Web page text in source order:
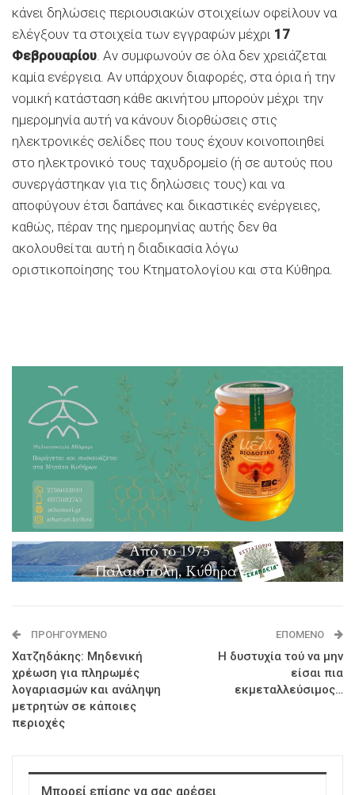
κάνει δηλώσεις περιουσιακών στοιχείων οφείλουν να
ελέγξουν τα στοιχεία των εγγραφών μέχρι 17
Φεβρουαρίου . Αν συμφωνούν σε όλα δεν χρειάζεται
καμία ενέργεια. Αν υπάρχουν διαφορές, στα όρια ή την
νομική κατάσταση κάθε ακινήτου μπορούν μέχρι την
ημερομηνία αυτή να κάνουν διορθώσεις στις
ηλεκτρονικές σελίδες που τους έχουν κοινοποιηθεί
στο ηλεκτρονικό τους ταχυδρομείο (ή σε αυτούς που
συνεργάστηκαν για τις δηλώσεις τους) και να
αποφύγουν έτσι δαπάνες και δικαστικές ενέργειες,
καθώς, πέραν της ημερομηνίας αυτής δεν θα
ακολουθείται αυτή η διαδικασία λόγω
οριστικοποίησης του Κτηματολογίου και στα Κύθηρα.
ΠΡΟΗΓΟΎΜΕΝΟ
Χατζηδάκης: Μηδενική
χρέωση για πληρωμές
λογαριασμών και ανάληψη
μετρητών σε κάποιες
περιοχές
ΕΠΌΜΕΝΟ
Η δυστυχία τού να μην
είσαι πια
εκμεταλλεύσιμος…
Μπορεί επίσης να σας αρέσει